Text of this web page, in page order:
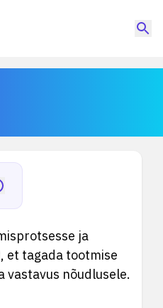
ja
et tagada tootmise
vastavus nõudlusele.